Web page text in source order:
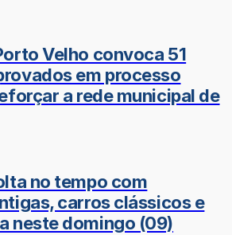
Velho convoca 51
em processo
a rede municipal de
no tempo com
carros clássicos e
neste domingo (09)